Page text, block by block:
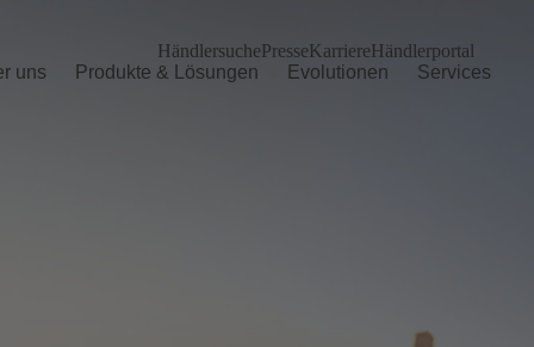
uns Produkte & Lösungen Evolutionen Services
HändlersuchePresseKarriereHändlerportal